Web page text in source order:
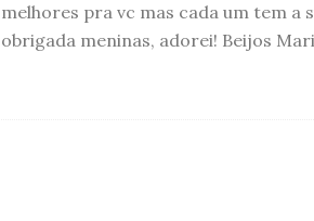
melhores pra vc mas cada um tem a
obrigada meninas, adorei! Beijos